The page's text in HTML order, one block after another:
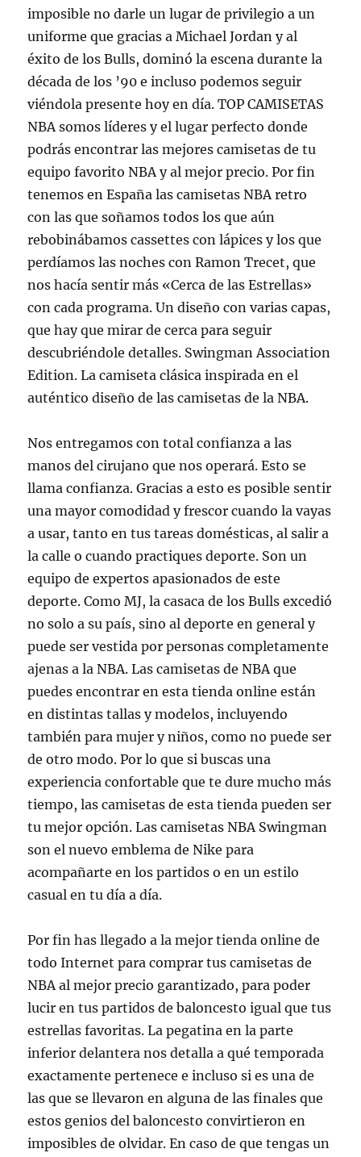
imposible no darle un lugar de privilegio a un
uniforme que gracias a Michael Jordan y al
éxito de los Bulls, dominó la escena durante la
década de los ’90 e incluso podemos seguir
viéndola presente hoy en día. TOP CAMISETAS
NBA somos líderes y el lugar perfecto donde
podrás encontrar las mejores camisetas de tu
equipo favorito NBA y al mejor precio. Por fin
tenemos en España las camisetas NBA retro
con las que soñamos todos los que aún
rebobinábamos cassettes con lápices y los que
perdíamos las noches con Ramon Trecet, que
nos hacía sentir más «Cerca de las Estrellas»
con cada programa. Un diseño con varias capas,
que hay que mirar de cerca para seguir
descubriéndole detalles. Swingman Association
Edition. La camiseta clásica inspirada en el
auténtico diseño de las camisetas de la NBA.
Nos entregamos con total confianza a las
manos del cirujano que nos operará. Esto se
llama confianza. Gracias a esto es posible sentir
una mayor comodidad y frescor cuando la vayas
a usar, tanto en tus tareas domésticas, al salir a
la calle o cuando practiques deporte. Son un
equipo de expertos apasionados de este
deporte. Como MJ, la casaca de los Bulls excedió
no solo a su país, sino al deporte en general y
puede ser vestida por personas completamente
ajenas a la NBA. Las camisetas de NBA que
puedes encontrar en esta tienda online están
en distintas tallas y modelos, incluyendo
también para mujer y niños, como no puede ser
de otro modo. Por lo que si buscas una
experiencia confortable que te dure mucho más
tiempo, las camisetas de esta tienda pueden ser
tu mejor opción. Las camisetas NBA Swingman
son el nuevo emblema de Nike para
acompañarte en los partidos o en un estilo
casual en tu día a día.
Por fin has llegado a la mejor tienda online de
todo Internet para comprar tus camisetas de
NBA al mejor precio garantizado, para poder
lucir en tus partidos de baloncesto igual que tus
estrellas favoritas. La pegatina en la parte
inferior delantera nos detalla a qué temporada
exactamente pertenece e incluso si es una de
las que se llevaron en alguna de las finales que
estos genios del baloncesto convirtieron en
imposibles de olvidar. En caso de que tengas un